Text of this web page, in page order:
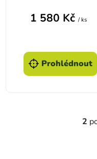
1 580 Kč / ks
Prohlédnout
2